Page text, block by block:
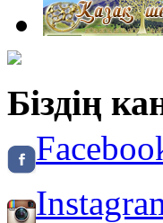
Біздің